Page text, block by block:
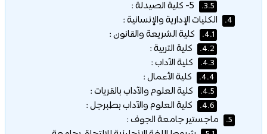
3.5.
4. الكليات الإدارية والإنسانية :
4.1. كلية الشريعة والقانون :
4.2. كلية التربية :
4.3. كلية الآداب :
4.4. كلية الأعمال :
4.5. كلية العلوم والآداب بالقريات :
4.6. كلية العلوم والآداب بطبرجل :
5. ماجستير جامعة الجوف :